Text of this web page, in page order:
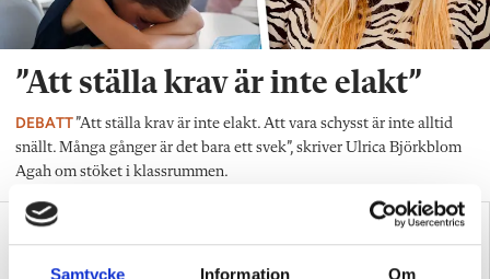
Samtycke Information Om
”Att ställa krav är inte elakt”
DEBATT”Att ställa krav är inte elakt. Att vara schysst är inte alltid
snällt. Många gånger är det bara ett svek”, skriver Ulrica Björkblom
Agah om stöket i klassrummen.